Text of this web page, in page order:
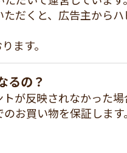
だくと、広告主から
ます。
るの？
が反映されなかった
お買い物を保証します。